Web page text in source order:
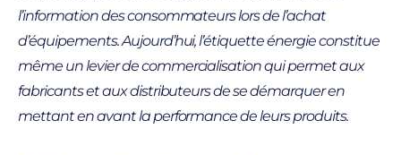
l’information des consommateurs lors de l’achat
d’équipements. Aujourd’hui, l’étiquette énergie constitue
même un levier de commercialisation qui permet aux
fabricants et aux distributeurs de se démarquer en
mettant en avant la performance de leurs produits.